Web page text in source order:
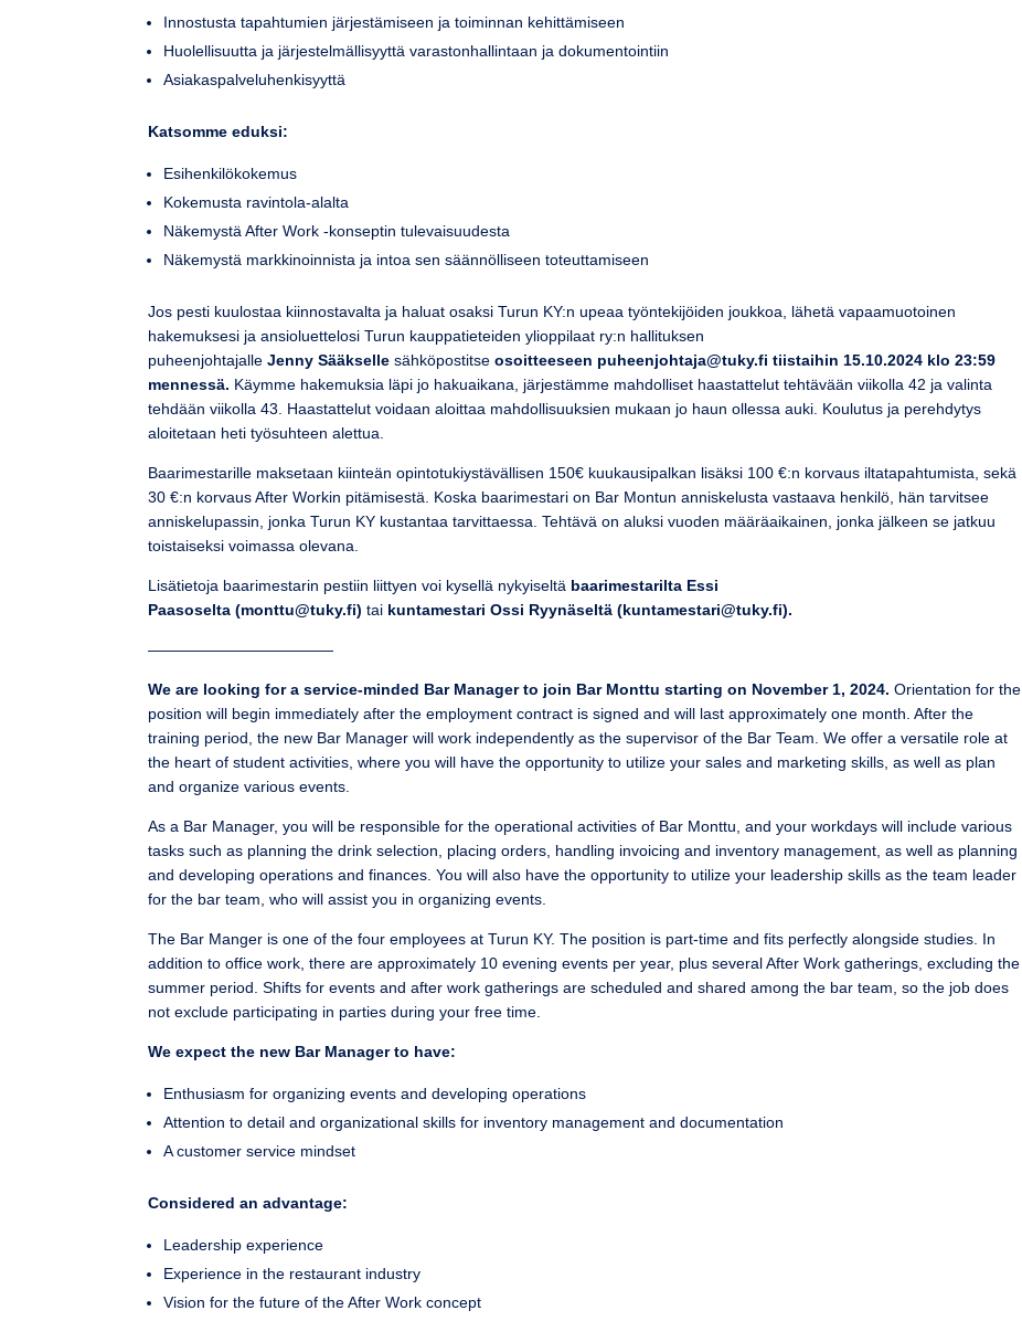
Innostusta tapahtumien järjestämiseen ja toiminnan kehittämiseen
Huolellisuutta ja järjestelmällisyyttä varastonhallintaan ja dokumentointiin
Asiakaspalveluhenkisyyttä
Katsomme eduksi:
Esihenkilökokemus
Kokemusta ravintola-alalta
Näkemystä After Work -konseptin tulevaisuudesta
Näkemystä markkinoinnista ja intoa sen säännölliseen toteuttamiseen
Jos pesti kuulostaa kiinnostavalta ja haluat osaksi Turun KY:n upeaa työntekijöiden joukkoa, lähetä vapaamuotoinen
hakemuksesi ja ansioluettelosi Turun kauppatieteiden ylioppilaat ry:n hallituksen
puheenjohtajalleJenny Sääkselle sähköpostitseosoitteeseen puheenjohtaja@tuky.fi tiistaihin 15.10.2024 klo 23:59
mennessä. Käymme hakemuksia läpi jo hakuaikana, järjestämme mahdolliset haastattelut tehtävään viikolla 42 ja valinta
tehdään viikolla 43. Haastattelut voidaan aloittaa mahdollisuuksien mukaan jo haun ollessa auki. Koulutus ja perehdytys
aloitetaan heti työsuhteen alettua.
Baarimestarille maksetaan kiinteän opintotukiystävällisen 150€ kuukausipalkan lisäksi 100 €:n korvaus iltatapahtumista, sekä
30 €:n korvaus After Workin pitämisestä. Koska baarimestari on Bar Montun anniskelusta vastaava henkilö, hän tarvitsee
anniskelupassin, jonka Turun KY kustantaa tarvittaessa. Tehtävä on aluksi vuoden määräaikainen, jonka jälkeen se jatkuu
toistaiseksi voimassa olevana.
Lisätietoja baarimestarin pestiin liittyen voi kysellä nykyiseltä baarimestarilta Essi
Paasoselta(monttu@tuky.fi) tai kuntamestari Ossi Ryynäseltä (kuntamestari@tuky.fi).
————————————
We are looking for a service-minded Bar Manager to join Bar Monttu starting on November 1, 2024.Orientation for the
position will begin immediately after the employment contract is signed and will last approximately one month. After the
training period, the new Bar Manager will work independently as the supervisor of the Bar Team. We offer a versatile role at
the heart of student activities, where you will have the opportunity to utilize your sales and marketing skills, as well as plan
and organize various events.
As a Bar Manager, you will be responsible for the operational activities of Bar Monttu, and your workdays will include various
tasks such as planning the drink selection, placing orders, handling invoicing and inventory management, as well as planning
and developing operations and finances. You will also have the opportunity to utilize your leadership skills as the team leader
for the bar team, who will assist you in organizing events.
The Bar Manger is one of the four employees at Turun KY. The position is part-time and fits perfectly alongside studies. In
addition to office work, there are approximately 10 evening events per year, plus several After Work gatherings, excluding the
summer period. Shifts for events and after work gatherings are scheduled and shared among the bar team, so the job does
not exclude participating in parties during your free time.
We expect the new Bar Manager to have:
Enthusiasm for organizing events and developing operations
Attention to detail and organizational skills for inventory management and documentation
A customer service mindset
Considered an advantage:
Leadership experience
Experience in the restaurant industry
Vision for the future of the After Work concept